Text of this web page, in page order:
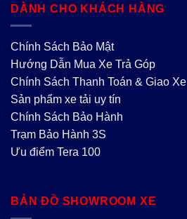
DÀNH CHO KHÁCH HÀNG
Chính Sách Bảo Mật
Hướng Dẫn Mua Xe Trả Góp
Chính Sách Thanh Toán & Giao Xe
Sản phẩm xe tải uy tín
Chính Sách Bảo Hành
Trạm Bảo Hành 3S
Ưu điểm Tera 100
BẢN ĐỒ SHOWROOM XE